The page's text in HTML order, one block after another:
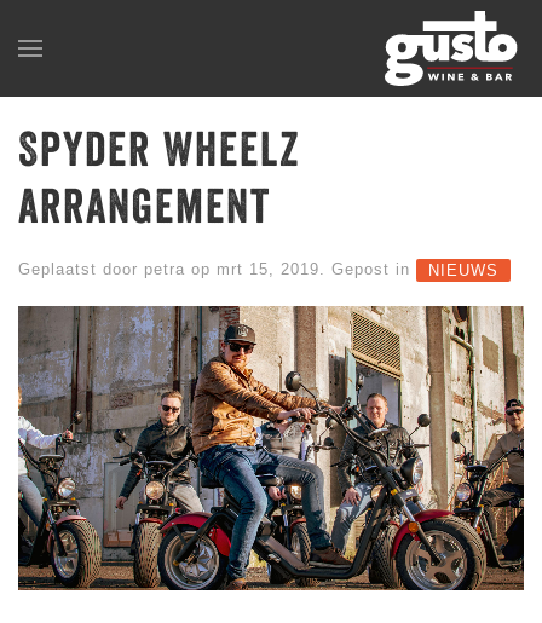
Spyder Wheelz
arrangement
Geplaatst door petra op mrt 15, 2019. Gepost in NIEUWS